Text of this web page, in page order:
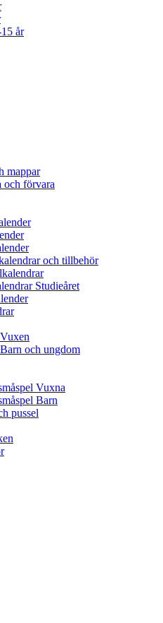
år
mappar
och förvara
och tillbehör
Studieåret
och ungdom
Vuxna
Barn
pussel